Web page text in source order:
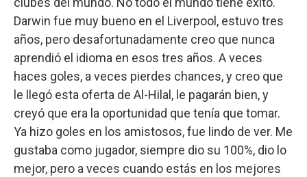
Darwin fue muy bueno en el Liverpool, estuvo tres
años, pero desafortunadamente creo que nunca
aprendió el idioma en esos tres años. A veces
haces goles, a veces pierdes chances, y creo que
le llegó esta oferta de Al-Hilal, le pagarán bien, y
creyó que era la oportunidad que tenía que tomar.
Ya hizo goles en los amistosos, fue lindo de ver. Me
gustaba como jugador, siempre dio su 100%, dio lo
mejor, pero a veces cuando estás en los mejores